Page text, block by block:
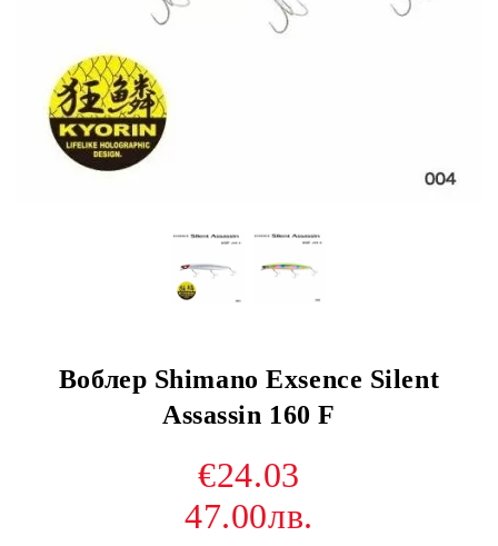
Воблер Shimano Exsence Silent
Assassin 160 F
€24.03
47.00лв.